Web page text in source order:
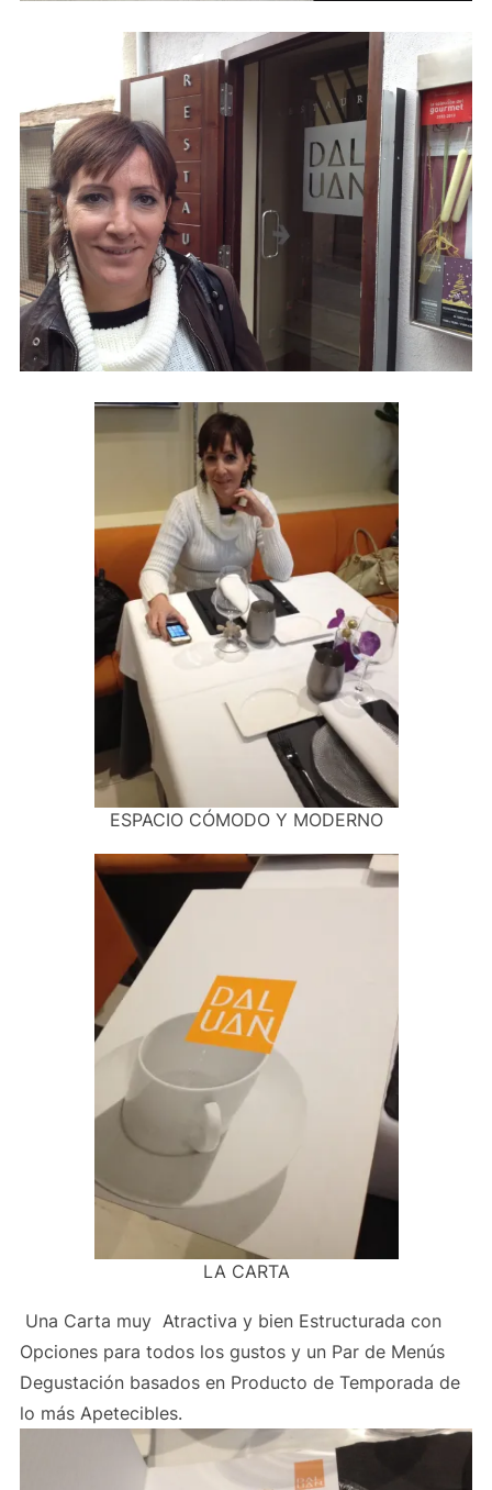
ESPACIO CÓMODO Y MODERNO
LA CARTA
Una Carta muy Atractiva y bien Estructurada con
Opciones para todos los gustos y un Par de Menús
Degustación basados en Producto de Temporada de
lo más Apetecibles.